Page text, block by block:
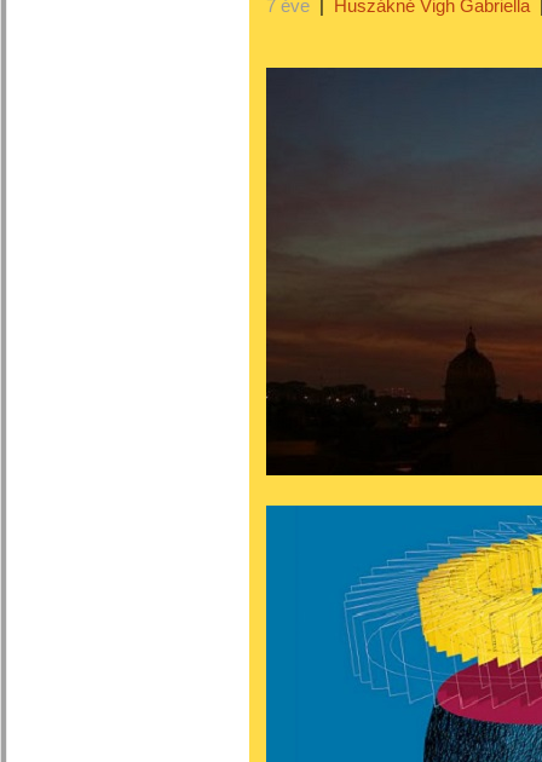
7 éve | Huszákné Vigh Gabriella